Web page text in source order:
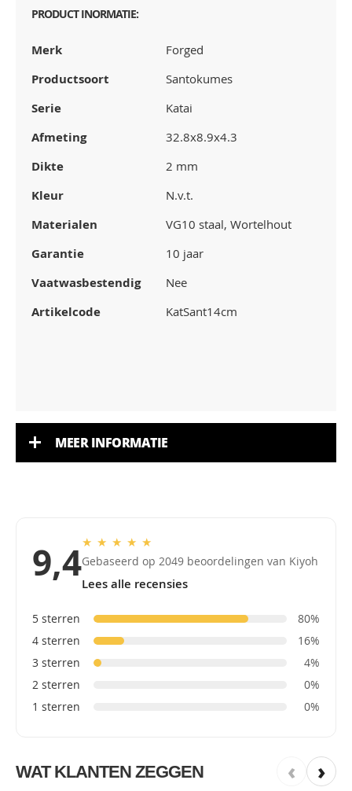
PRODUCT INORMATIE:
Merk Forged
Productsoort Santokumes
Serie Katai
Afmeting 32.8x8.9x4.3
Dikte 2 mm
Kleur N.v.t.
Materialen VG10 staal, Wortelhout
Garantie 10 jaar
Vaatwasbestendig Nee
Artikelcode KatSant14cm
MEER INFORMATIE
9,4★ ★ ★ ★ ★
Gebaseerd op 2049 beoordelingen van Kiyoh
Lees alle recensies
5 sterren
80%
4 sterren
16%
3 sterren
4%
2 sterren
0%
1 sterren
0%
WAT KLANTEN ZEGGEN ‹ ›